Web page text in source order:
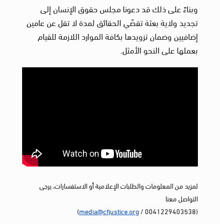
وبناءً على ذلك قد دعونا مجلس حقوق الإنسان إلى
تجديد ولاية بعثة تقصّي الحقائق لمدة لا تقل عن عامين
إضافيين وضمان تزويدها بكافة الموارد اللازمة للقيام
بعملها على النحو الأمثل.
لمزيد من المعلومات والطلبات الإعلامية أو الاستفسارات، يرجى
التواصل معنا
(0041229403538 /
media@cfjustice.org
)